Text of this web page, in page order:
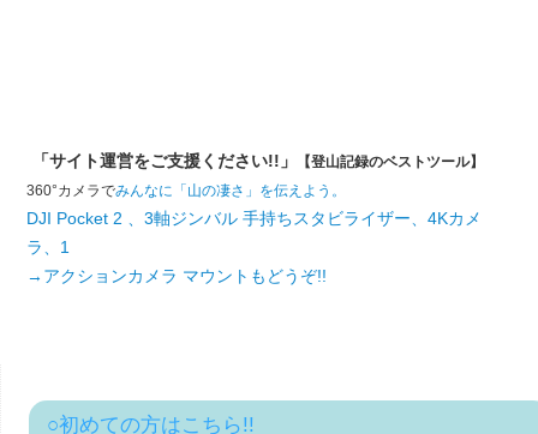
「サイト運営をご支援ください!!」
【登山記録のベストツール】
360°カメラでみんなに「山の凄さ」を伝えよう。
DJI Pocket 2 、3軸ジンバル 手持ちスタビライザー、4Kカメ
ラ、1
→アクションカメラ マウントもどうぞ!!
○初めての方はこちら!!